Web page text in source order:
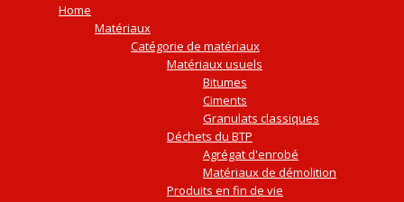
Home
Matériaux
Catégorie de matériaux
Matériaux usuels
Bitumes
Ciments
Granulats classiques
Déchets du BTP
Agrégat d'enrobé
Matériaux de démolition
Produits en fin de vie